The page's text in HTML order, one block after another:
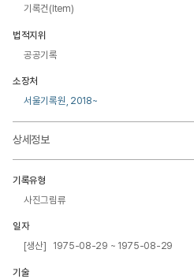
기록건(Item)
법적지위
공공기록
소장처
서울기록원, 2018~
상세정보
기록유형
사진그림류
일자
[생산] 1975-08-29 ~ 1975-08-29
기술